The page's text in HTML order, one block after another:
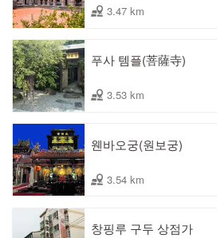
3.47 km
푸사 템플(菩薩寺)
3.53 km
웬바오궁(원보궁)
3.54 km
창핑루 구두 상점가